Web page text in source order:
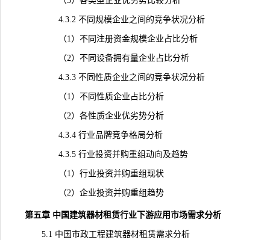
4.3.2 不同规模企业之间的竞争状况分析
（1）不同注册资金规模企业占比分析
（2）不同设备拥有量企业占比分析
4.3.3 不同性质企业之间的竞争状况分析
（1）不同性质企业占比分析
（2）各性质企业优劣势分析
4.3.4 行业品牌竞争格局分析
4.3.5 行业投资并购重组动向及趋势
（1）行业投资并购重组现状
（2）企业投资并购重组趋势
第五章 中国建筑器材租赁行业下游应用市场需求分析
5.1 中国市政工程建筑器材租赁需求分析